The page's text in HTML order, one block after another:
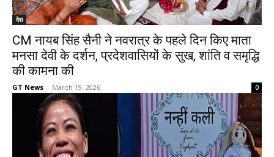
देश
CM नायब सिंह सैनी ने नवरात्र के पहले दिन किए माता
मनसा देवी के दर्शन, प्रदेशवासियों के सुख, शांति व समृद्धि
की कामना की
GT News - March 19, 2026 0